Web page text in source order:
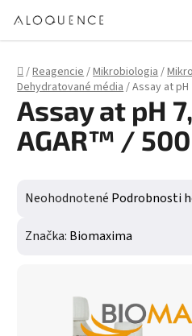
Domov
/Reagencie/Mikrobiologia/
Dehydratované média/Assay at pH
Assay at pH
AGAR™ /
Priemerné hodnotenie
Neohodnotené Podrobnosti
Značka: Biomaxima